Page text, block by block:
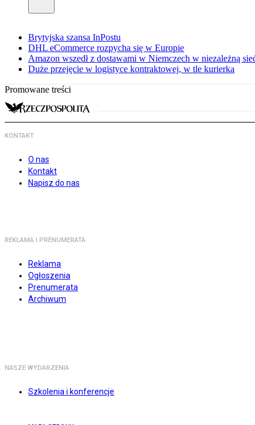
Brytyjska szansa InPostu
DHL eCommerce rozpycha się w Europie
Amazon wszedł z dostawami w Niemczech w niezależną
Duże przejęcie w logistyce kontraktowej, w tle kurierka
Promowane treści
KONTAKT
O nas
Kontakt
Napisz do nas
REKLAMA I PRENUMERATA
Reklama
Ogłoszenia
Prenumerata
Archiwum
NASZE WYDARZENIA
Szkolenia i konferencje